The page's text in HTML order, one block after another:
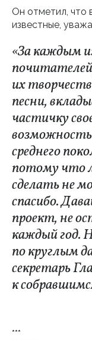
Он отметил, что
известные,
«За каждым
их
песни,
частичку
среднего
потому что
сделать не
спасибо.
проект, не
каждый год.
по круглым
секретарь
к
***